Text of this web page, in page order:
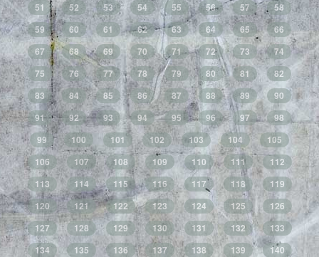
51
52 53 54 55 56 57
58
59
60 61 62 63 64 65
66
67
68 69 70 71 72 73
74
75
76 77 78 79 80 81
82
83
84 85 86 87 88 89
90
91
92 93 94 95 96 97
98
99
100 101 102 103 104
105
106
107 108 109 110 111
112
113
114 115 116 117 118
119
120
121 122 123 124 125
126
127
128 129 130 131 132
133
134
135 136 137 138 139
140